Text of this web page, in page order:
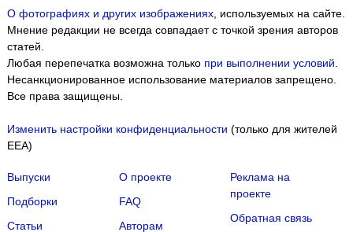
О фотографиях и других изображениях, используемых на сайте.
Мнение редакции не всегда совпадает с точкой зрения авторов
статей.
Любая перепечатка возможна только при выполнении условий
Несанкционированное использование материалов запрещено.
Все права защищены.
Изменить настройки конфиденциальности (только для жителей
EEA)
Выпуски
Подборки
Статьи
О проекте
FAQ
Авторам
Реклама на
проекте
Обратная связь